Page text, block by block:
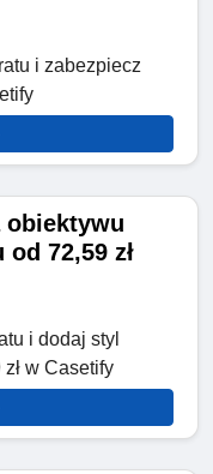
i zabezpiecz
obiektywu
od 72,59 zł
i dodaj styl
w Casetify